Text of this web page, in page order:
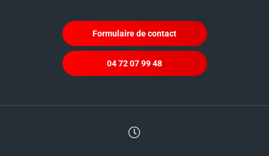
Formulaire de contact
04 72 07 99 48